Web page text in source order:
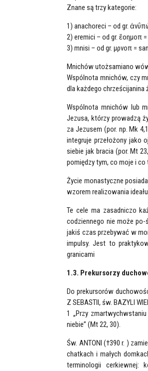
Znane są trzy kategorie:
1) anachoreci – od gr.
2) eremici – od gr. ἔοημοπ
3) mnisi – od gr. μρνοπ =
Mnichów utożsamiano
Wspólnota mnichów, czy
dla każdego chrześcijanina
Wspólnota mnichów lub
Jezusa, którzy prowadzą
za Jezusem (por. np. Mk
integruje przełożony jako
siebie jak bracia (por. Mt
pomiędzy tym, co moje i co
Życie monastyczne
wzorem realizowania
Te cele ma zasadniczo
codziennego nie może
jakiś czas przebywać w
impulsy. Jest to
granicami
1.3. Prekursorzy
Do prekursorów
Z SEBASTII, św. BAZYLI
1 „Przy
niebie” (Mt 22, 30).
Św. ANTONI (†390 r. )
chatkach i małych
terminologii cerkiewnej: